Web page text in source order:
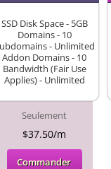
SSD Disk Space - 5GB
Domains - 10
- Unlimited
Addon Domains - 10
Bandwidth (Fair Use
Applies) - Unlimited
Seulement
$37.50/m
Commander